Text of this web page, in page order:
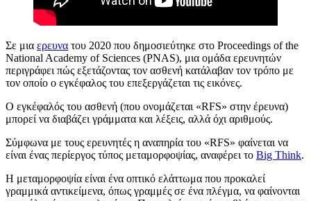
Σε μια ερευνα του 2020 που δημοσιεύτηκε στο Proceedings of the
National Academy of Sciences (PNAS), μια ομάδα ερευνητών
περιγράφει πώς εξετάζοντας τον ασθενή κατάλαβαν τον τρόπο με
τον οποίο ο εγκέφαλος του επεξεργάζεται τις εικόνες.
Ο εγκέφαλός του ασθενή (που ονομάζεται «RFS» στην έρευνα)
μπορεί να διαβάζει γράμματα και λέξεις, αλλά όχι αριθμούς.
Σύμφωνα με τους ερευνητές η αναπηρία του «RFS» φαίνεται να
είναι ένας περίεργος τύπος μεταμορφοψίας, αναφέρει το Big Think.
Η μεταμορφοψία είναι ένα οπτικό ελάττωμα που προκαλεί
γραμμικά αντικείμενα, όπως γραμμές σε ένα πλέγμα, να φαίνονται